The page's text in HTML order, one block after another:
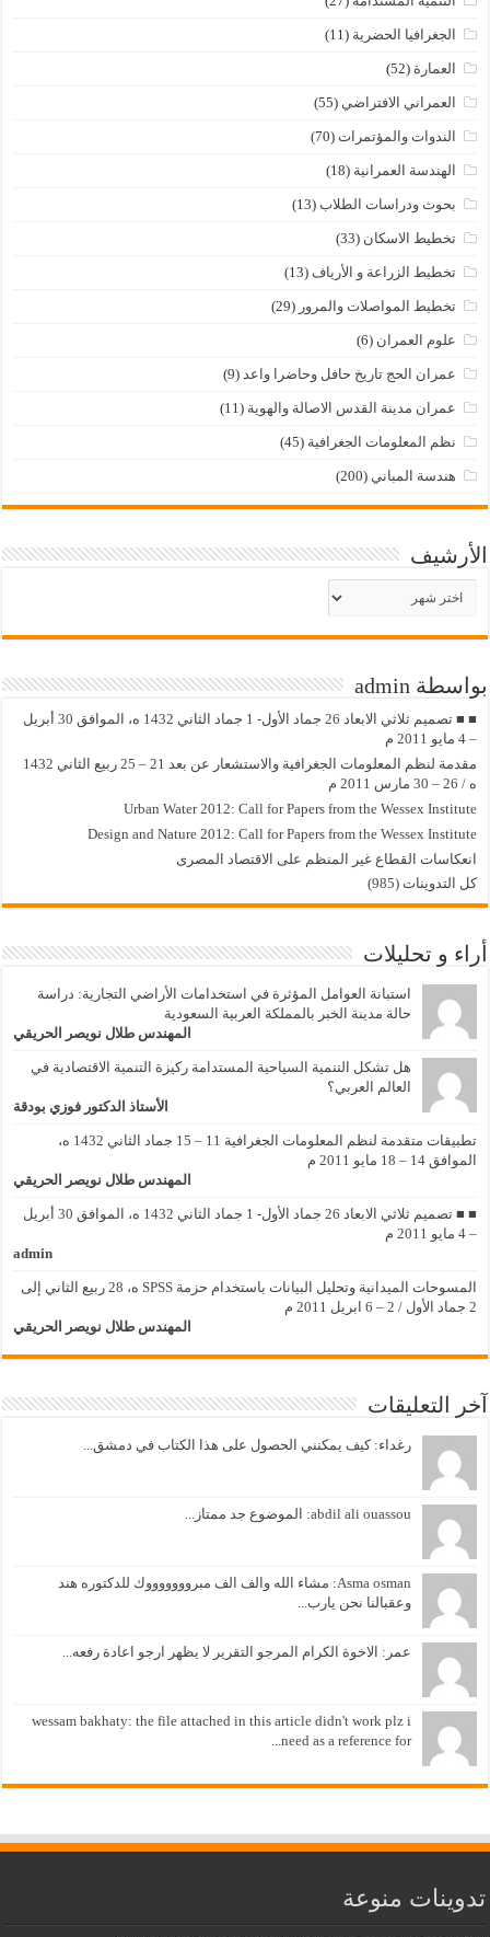
الجغرافيا الحضرية (11)
العمارة (52)
العمراني الافتراضي (55)
الندوات والمؤتمرات (70)
الهندسة العمرانية (18)
بحوث ودراسات الطلاب (13)
تخطيط الاسكان (33)
تخطيط الزراعة و الأرياف (13)
تخطيط المواصلات والمرور (29)
علوم العمران (6)
عمران الحج تاريخ حافل وحاضرا واعد (9)
عمران مدينة القدس الاصالة والهوية (11)
نظم المعلومات الجغرافية (45)
هندسة المباني (200)
الأرشيف
بواسطة admin
■ ■ تصميم ثلاثي الابعاد 26 جماد الأول- 1 جماد الثاني 1432 ه، الموافق 30 أبريل
– 4 مايو 2011 م
مقدمة لنظم المعلومات الجغرافية والاستشعار عن بعد 21 – 25 ربيع الثاني 1432
ه / 26 – 30 مارس 2011 م
Urban Water 2012: Call for Papers from the Wessex Institute
Design and Nature 2012: Call for Papers from the Wessex Institute‏
انعكاسات القطاع غير المنظم على الاقتصاد المصرى
كل التدوينات (985)
أراء و تحليلات
استبانة العوامل المؤثرة في استخدامات الأراضي التجارية: دراسة
حالة مدينة الخبر بالمملكة العربية السعودية
المهندس طلال نويصر الحريقي
هل تشكل التنمية السياحية المستدامة ركيزة التنمية الاقتصادية في
العالم العربي؟
الأستاذ الدكتور فوزي بودقة
تطبيقات متقدمة لنظم المعلومات الجغرافية 11 – 15 جماد الثاني 1432 ه،
الموافق 14 – 18 مايو 2011 م
المهندس طلال نويصر الحريقي
■ ■ تصميم ثلاثي الابعاد 26 جماد الأول- 1 جماد الثاني 1432 ه، الموافق 30 أبريل
– 4 مايو 2011 م
admin
المسوحات الميدانية وتحليل البيانات باستخدام حزمة SPSS ه، 28 ربيع الثاني إلى
2 جماد الأول / 2 – 6 ابريل 2011 م
المهندس طلال نويصر الحريقي
آخر التعليقات
رغداء: كيف يمكنني الحصول على هذا الكتاب في دمشق...
abdil ali ouassou: الموضوع جد ممتاز...
Asma osman: مشاء الله والف الف مبروووووووك للدكتوره هند
وعقبالنا نحن يارب...
عمر: الاخوة الكرام المرجو التقرير لا يظهر ارجو اعادة رفعه...
wessam bakhaty: the file attached in this article didn't work plz i
need as a reference for...
تدوينات منوعة